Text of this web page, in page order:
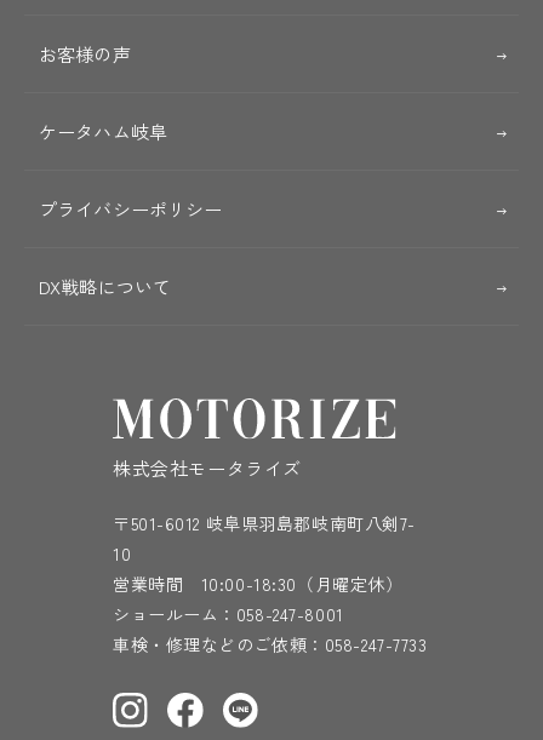
お客様の声
ケータハム岐阜
プライバシーポリシー
DX戦略について
株式会社モータライズ
〒501-6012 岐阜県羽島郡岐南町八剣7-
10
営業時間 10:00-18:30（月曜定休）
ショールーム： 058-247-8001
車検・修理などのご依頼： 058-247-7733